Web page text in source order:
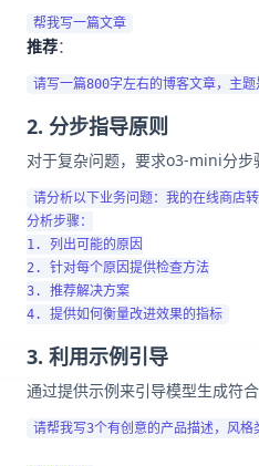
推荐：
2. 分步指导原则
对于复杂问题，要求o3-mini分步
请分析以下业务问题：我的在线商店转
分析步骤：
1. 列出可能的原因
2. 针对每个原因提供检查方法
3. 推荐解决方案
3. 利用示例引导
通过提供示例来引导模型生成符合
请帮我写3个有创意的产品描述，风格